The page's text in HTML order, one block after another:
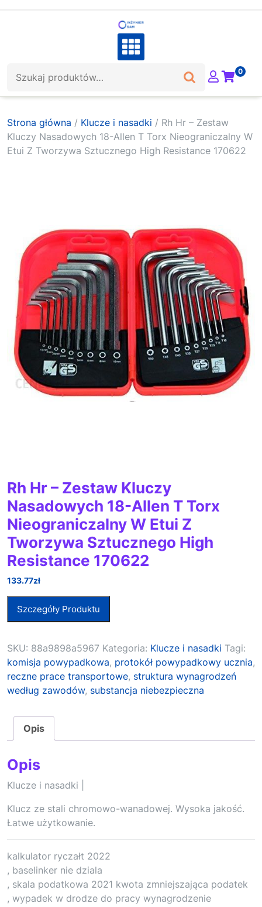
0
Strona główna / Klucze i nasadki / Rh Hr – Zestaw
Kluczy Nasadowych 18-Allen T Torx Nieograniczalny W
Etui Z Tworzywa Sztucznego High Resistance 170622
Rh Hr – Zestaw Kluczy
Nasadowych 18-Allen T Torx
Nieograniczalny W Etui Z
Tworzywa Sztucznego High
Resistance 170622
133.77zł
Szczegóły Produktu
SKU: 88a9898a5967 Kategoria: Klucze i nasadki Tagi:
komisja powypadkowa, protokół powypadkowy ucznia,
reczne prace transportowe, struktura wynagrodzeń
według zawodów, substancja niebezpieczna
Opis
Opis
Klucze i nasadki |
Klucz ze stali chromowo-wanadowej. Wysoka jakość.
Łatwe użytkowanie.
kalkulator ryczałt 2022
, baselinker nie dziala
, skala podatkowa 2021 kwota zmniejszająca podatek
, wypadek w drodze do pracy wynagrodzenie